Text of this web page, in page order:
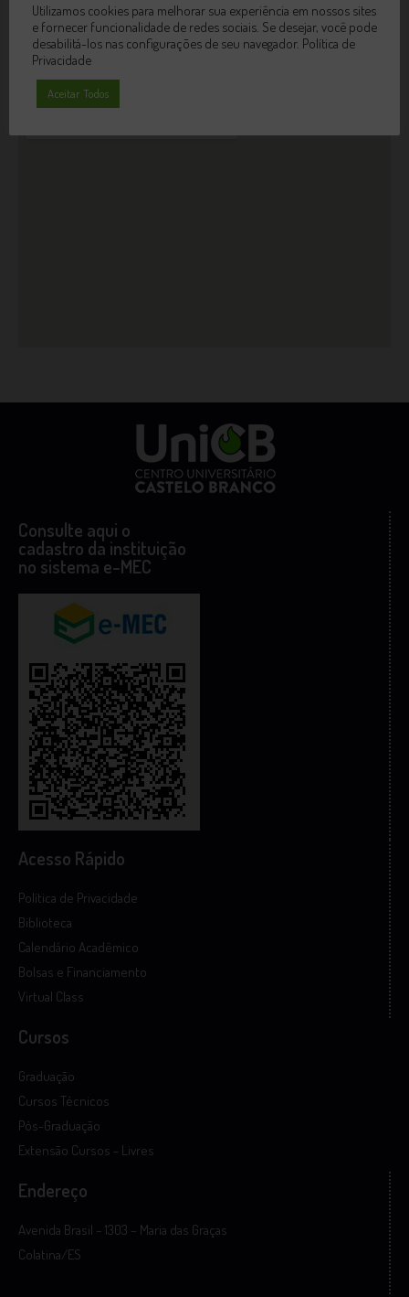
Estamos a 5 minutos no centro de Colatina/ES
Consulte aqui o
cadastro da instituição
no sistema e-MEC
Acesso Rápido
Política de Privacidade
Biblioteca
Calendário Acadêmico
Bolsas e Financiamento
Virtual Class
Cursos
Graduação
Cursos Técnicos
Pós-Graduação
Extensão Cursos - Livres
Endereço
Avenida Brasil – 1303 – Maria das Graças
Colatina/ES
Utilizamos cookies para melhorar sua experiência em nossos sites
e fornecer funcionalidade de redes sociais. Se desejar, você pode
desabilitá-los nas configurações de seu navegador. Política de
Privacidade
Aceitar Todos